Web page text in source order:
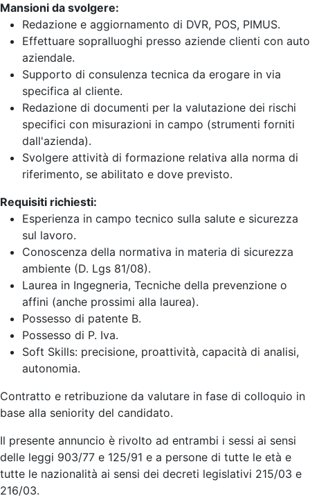
Mansioni da svolgere:
Redazione e aggiornamento di DVR, POS, PIMUS.
Effettuare sopralluoghi presso aziende clienti con auto
aziendale.
Supporto di consulenza tecnica da erogare in via
specifica al cliente.
Redazione di documenti per la valutazione dei rischi
specifici con misurazioni in campo (strumenti forniti
dall'azienda).
Svolgere attività di formazione relativa alla norma di
riferimento, se abilitato e dove previsto.
Requisiti richiesti:
Esperienza in campo tecnico sulla salute e sicurezza
sul lavoro.
Conoscenza della normativa in materia di sicurezza
ambiente (D. Lgs 81/08).
Laurea in Ingegneria, Tecniche della prevenzione o
affini (anche prossimi alla laurea).
Possesso di patente B.
Possesso di P. Iva.
Soft Skills: precisione, proattività, capacità di analisi,
autonomia.
Contratto e retribuzione da valutare in fase di colloquio in
base alla seniority del candidato.
Il presente annuncio è rivolto ad entrambi i sessi ai sensi
delle leggi 903/77 e 125/91 e a persone di tutte le età e
tutte le nazionalità ai sensi dei decreti legislativi 215/03 e
216/03.